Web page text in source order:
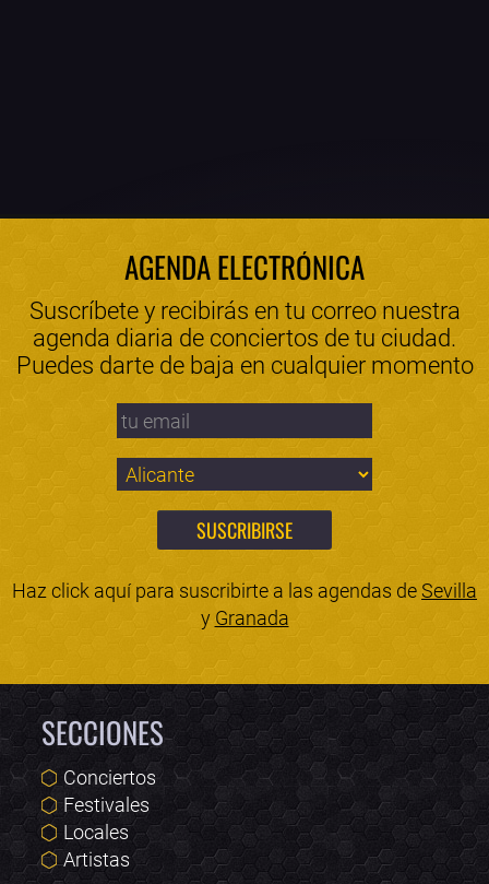
AGENDA ELECTRÓNICA
Suscríbete y recibirás en tu correo nuestra
agenda diaria de conciertos de tu ciudad.
Puedes darte de baja en cualquier momento
Haz click aquí para suscribirte a las agendas deSevilla
y Granada
SECCIONES
Conciertos
Festivales
Locales
Artistas